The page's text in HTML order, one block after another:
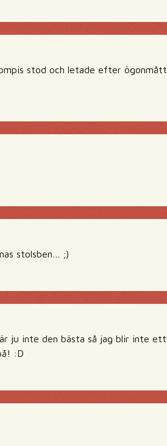
stod och letade efter
stolsben… ;)
ju inte den bästa så jag blir inte
:D